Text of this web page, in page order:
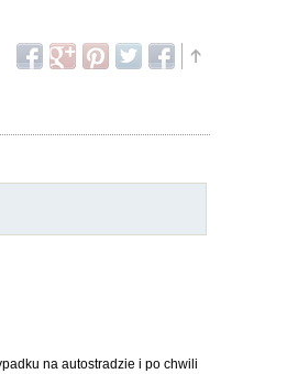
na autostradzie i po chwili